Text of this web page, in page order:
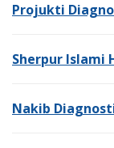
Projukti
Sherpur Islami
Nakib